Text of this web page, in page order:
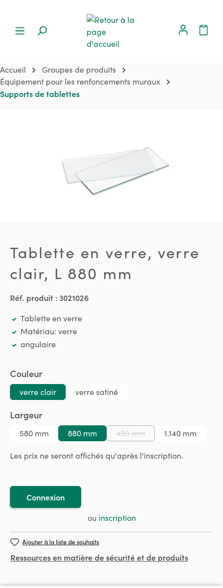
Accueil
Groupes de produits
Équipement pour les renfoncements muraux
Supports de tablettes
Tablette en verre, verre
clair, L 880 mm
Réf. produit :3021026
Tablette en verre
Matériau: verre
angulaire
Sélectionnez
Couleur
verre clair verre satiné
Sélectionnez
Largeur
580 mm 880 mm 480 mm
(Cette option n'est pas
1.140 mm
Les prix ne seront affichés qu'après l'inscription.
Connexion
ou inscription
Ajouter à la liste de souhaits
Ressources en matière de sécurité et de produits